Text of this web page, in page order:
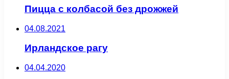
Пицца с колбасой без дрожжей
04.08.2021
Ирландское рагу
04.04.2020